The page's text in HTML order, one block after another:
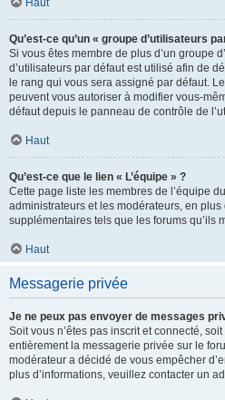
Haut
Qu’est-ce qu’un « groupe d’utilisateurs
Si vous êtes membre de plus d’un groupe
d’utilisateurs par défaut est utilisé afin de
le rang qui vous sera assigné par défaut.
peuvent vous autoriser à modifier vous-
défaut depuis le panneau de contrôle de
Haut
Qu’est-ce que le lien « L’équipe » ?
Cette page liste les membres de l’équipe
administrateurs et les modérateurs, en
supplémentaires tels que les forums qu’ils
Haut
Messagerie privée
Je ne peux pas envoyer de messages
Soit vous n’êtes pas inscrit et connecté,
entièrement la messagerie privée sur le
modérateur a décidé de vous empêcher
plus d’informations, veuillez contacter un